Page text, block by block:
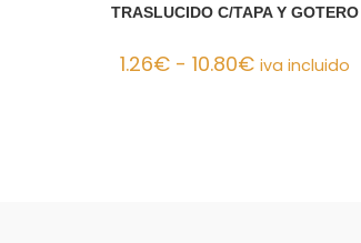
TRASLUCIDO C/TAPA Y GOTERO
1.26€ - 10.80€ iva incluido